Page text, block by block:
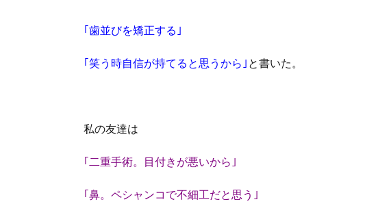
｢歯並びを矯正する｣
｢笑う時自信が持てると思うから｣ と書いた。
私の友達は
｢二重手術。目付きが悪いから｣
｢鼻。ペシャンコで不細工だと思う｣